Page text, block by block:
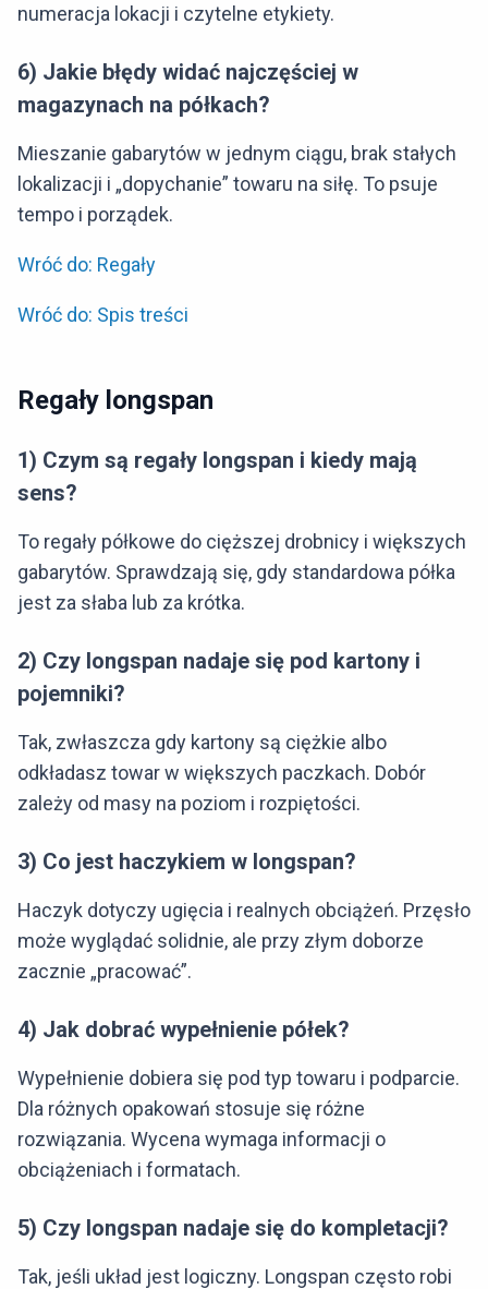
numeracja lokacji i czytelne etykiety.
6) Jakie błędy widać najczęściej w
magazynach na półkach?
Mieszanie gabarytów w jednym ciągu, brak stałych
lokalizacji i „dopychanie” towaru na siłę. To psuje
tempo i porządek.
Wróć do: Regały
Wróć do: Spis treści
Regały longspan
1) Czym są regały longspan i kiedy mają
sens?
To regały półkowe do cięższej drobnicy i większych
gabarytów. Sprawdzają się, gdy standardowa półka
jest za słaba lub za krótka.
2) Czy longspan nadaje się pod kartony i
pojemniki?
Tak, zwłaszcza gdy kartony są ciężkie albo
odkładasz towar w większych paczkach. Dobór
zależy od masy na poziom i rozpiętości.
3) Co jest haczykiem w longspan?
Haczyk dotyczy ugięcia i realnych obciążeń. Przęsło
może wyglądać solidnie, ale przy złym doborze
zacznie „pracować”.
4) Jak dobrać wypełnienie półek?
Wypełnienie dobiera się pod typ towaru i podparcie.
Dla różnych opakowań stosuje się różne
rozwiązania. Wycena wymaga informacji o
obciążeniach i formatach.
5) Czy longspan nadaje się do kompletacji?
Tak, jeśli układ jest logiczny. Longspan często robi